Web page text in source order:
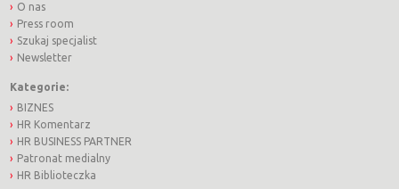
O nas
Press room
Szukaj specjalist
Newsletter
Kategorie:
BIZNES
HR Komentarz
HR BUSINESS PARTNER
Patronat medialny
HR Biblioteczka